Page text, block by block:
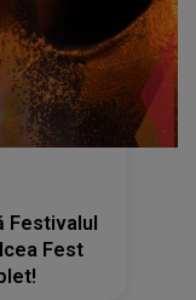
Festivalul